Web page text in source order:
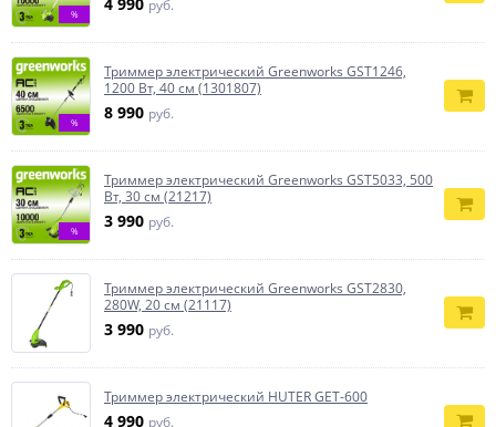
% руб.
%
Триммер электрический Greenworks GST1246,
1200 Вт, 40 см (1301807)
8 990 руб.
%
Триммер электрический Greenworks GST5033, 500
Вт, 30 см (21217)
3 990 руб.
Триммер электрический Greenworks GST2830,
280W, 20 см (21117)
3 990 руб.
Триммер электрический HUTER GET-600
4 990 руб.